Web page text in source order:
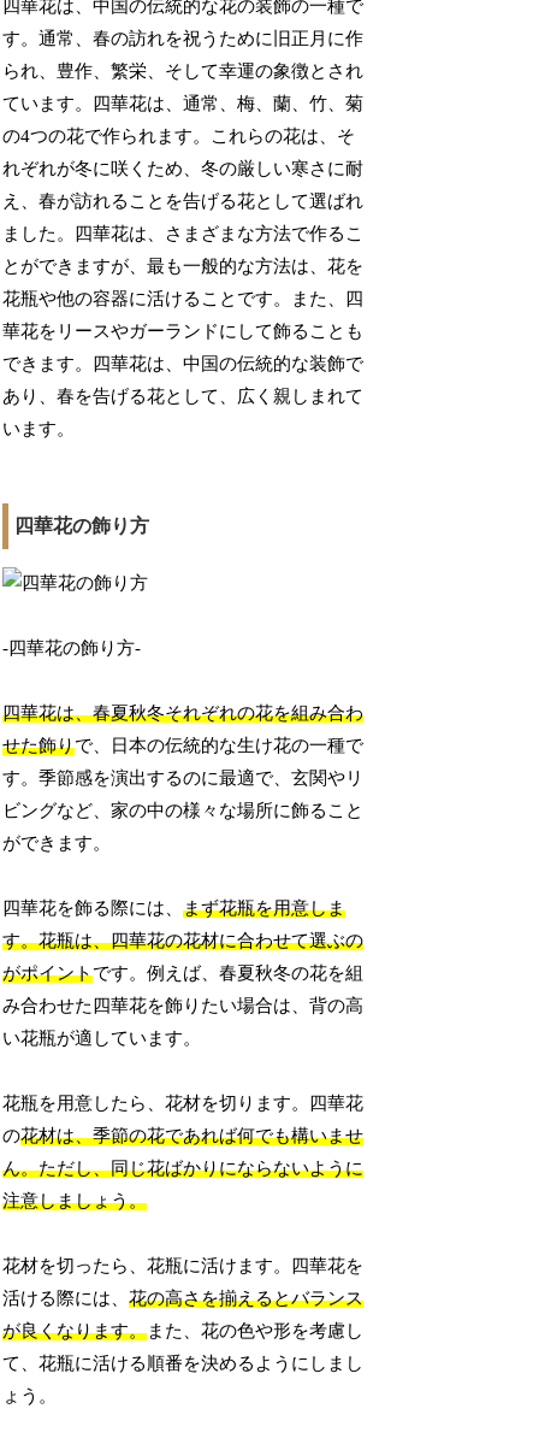
四華花は、中国の伝統的な花の装飾の一種で
す。通常、春の訪れを祝うために旧正月に作
られ、豊作、繁栄、そして幸運の象徴とされ
ています。四華花は、通常、梅、蘭、竹、菊
の4つの花で作られます。これらの花は、そ
れぞれが冬に咲くため、冬の厳しい寒さに耐
え、春が訪れることを告げる花として選ばれ
ました。四華花は、さまざまな方法で作るこ
とができますが、最も一般的な方法は、花を
花瓶や他の容器に活けることです。また、四
華花をリースやガーランドにして飾ることも
できます。四華花は、中国の伝統的な装飾で
あり、春を告げる花として、広く親しまれて
います。
四華花の飾り方
-四華花の飾り方-
四華花は、春夏秋冬それぞれの花を組み合わ
せた飾りで、日本の伝統的な生け花の一種で
す。季節感を演出するのに最適で、玄関やリ
ビングなど、家の中の様々な場所に飾ること
ができます。
四華花を飾る際には、まず花瓶を用意しま
す。花瓶は、四華花の花材に合わせて選ぶの
がポイントです。例えば、春夏秋冬の花を組
み合わせた四華花を飾りたい場合は、背の高
い花瓶が適しています。
花瓶を用意したら、花材を切ります。四華花
の花材は、季節の花であれば何でも構いませ
ん。ただし、同じ花ばかりにならないように
注意しましょう。
花材を切ったら、花瓶に活けます。四華花を
活ける際には、花の高さを揃えるとバランス
が良くなります。また、花の色や形を考慮し
て、花瓶に活ける順番を決めるようにしまし
ょう。